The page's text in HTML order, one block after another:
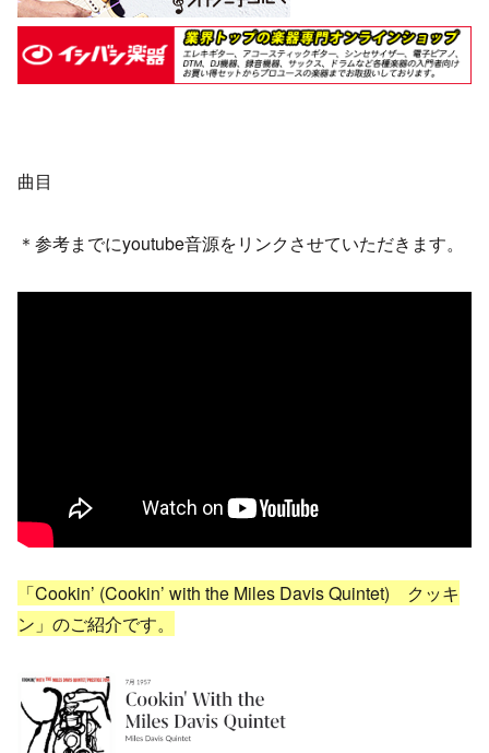
曲目
＊参考までにyoutube音源をリンクさせていただきます。
「Cookin’ (Cookin’ with the Miles Davis Quintet) クッキ
ン 」のご紹介です。